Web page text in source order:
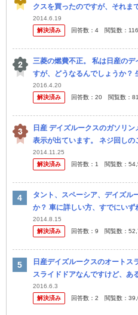
クスを買ったのですが、それま
悪いらしく乗ってみましたが余
タログ...
2014.6.19
解決済み
回答数： 4 閲覧数：
三菱の燃費不正。 私は日産の
すが、どうなるんでしょうか？
性はありますか？
2016.4.20
解決済み
回答数： 20 閲覧数：
日産 デイズルークスのガソリ
表示が出ています。 ネジ回し
しょうか？ よろしくお願いいた
2014.11.25
解決済み
回答数： 1 閲覧数：
タント、スペーシア、デイズル
か？ 車に詳しい方、すでにい
在普通車(アベンシス)に乗って
成は...
2014.8.15
解決済み
回答数： 9 閲覧数：
日産デイズルークスのオートス
スライドドアなんですけど、あ
なってました。 ドアの取っ手の
トル置...
2016.6.3
解決済み
回答数： 2 閲覧数：